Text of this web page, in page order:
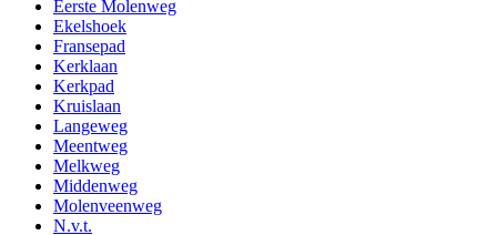
Eerste Molenweg
Ekelshoek
Fransepad
Kerklaan
Kerkpad
Kruislaan
Langeweg
Meentweg
Melkweg
Middenweg
Molenveenweg
N.v.t.